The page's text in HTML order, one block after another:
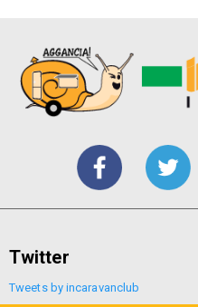
Twitter
Tweets by incaravanclub